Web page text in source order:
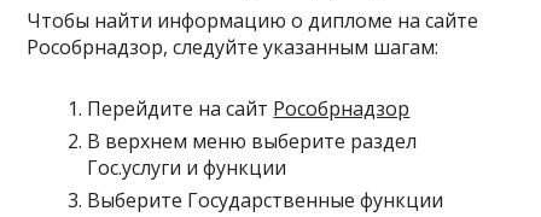
Чтобы найти информацию о дипломе на сайте
Рособрнадзор, следуйте указанным шагам:
Перейдите на сайт Рособрнадзор
В верхнем меню выберите раздел
Гос.услуги и функции
Выберите Государственные функции